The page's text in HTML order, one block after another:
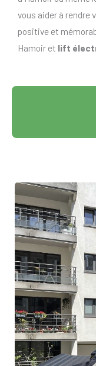
vous aider à rendre
positive et
Hamoir et lift